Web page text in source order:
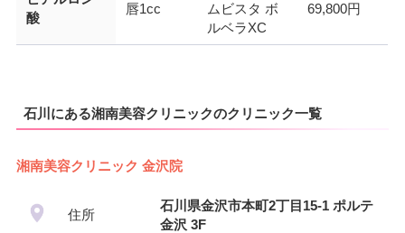
酸
唇1cc
ムビスタ ボ
ルベラXC
69,800円
石川にある湘南美容クリニックのクリニック一覧
湘南美容クリニック 金沢院
住所
石川県金沢市本町2丁目15-1 ポルテ
金沢 3F